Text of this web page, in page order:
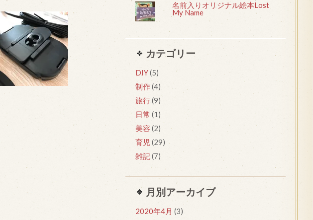
名前入りオリジナル絵本Lost
My Name
カテゴリー
DIY(5)
制作(4)
旅行(9)
日常 (1)
美容 (2)
育児 (29)
雑記(7)
月別アーカイブ
2020年4月 (3)